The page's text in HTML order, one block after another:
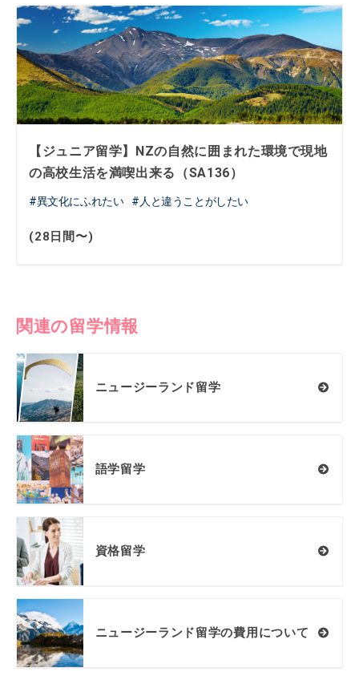
【ジュニア留学】NZの自然に囲まれた環境で現地
の高校生活を満喫出来る（SA136）
異文化にふれたい 人と違うことがしたい
(28日間〜)
関連の留学情報
ニュージーランド留学
語学留学
資格留学
ニュージーランド留学の費用について